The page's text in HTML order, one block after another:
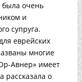
была очень
и
супруга.
еврейских
многие
Авнер» имеет
рассказала о